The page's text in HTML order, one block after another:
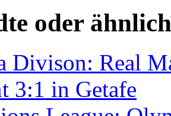
oder
Divison: Real
3:1 in Getafe